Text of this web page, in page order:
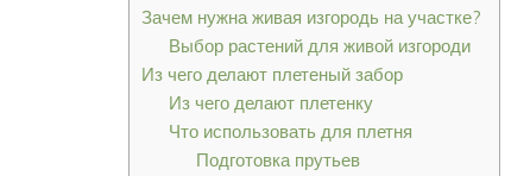
Зачем нужна живая изгородь на участке?
Выбор растений для живой изгороди
Из чего делают плетеный забор
Из чего делают плетенку
Что использовать для плетня
Подготовка прутьев